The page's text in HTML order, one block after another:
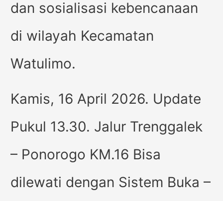
dan sosialisasi kebencanaan
di wilayah Kecamatan
Watulimo.
Kamis, 16 April 2026. Update
Pukul 13.30. Jalur Trenggalek
– Ponorogo KM.16 Bisa
dilewati dengan Sistem Buka –